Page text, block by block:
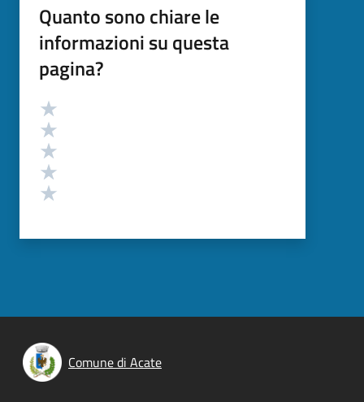
Quanto sono chiare le
informazioni su questa
pagina?
Valutazione
Comune di Acate